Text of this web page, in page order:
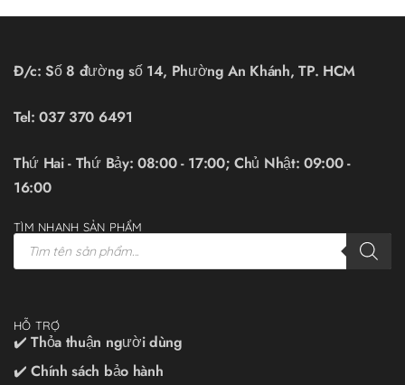
Đ/c: Số 8 đường số 14, Phường An Khánh, TP. HCM
Tel:037 370 6491
Thứ Hai - Thứ Bảy: 08:00 - 17:00; Chủ Nhật: 09:00 -
16:00
TÌM NHANH SẢN PHẨM
HỖ TRỢ
✔️ Thỏa thuận người dùng
✔️ Chính sách bảo hành